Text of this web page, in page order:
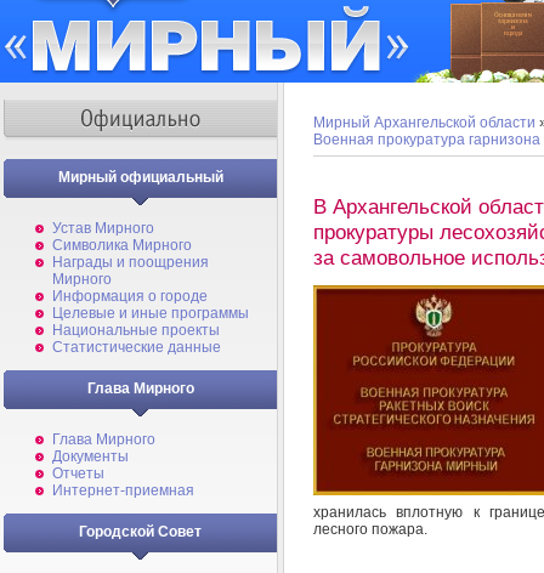
Мирный официальный
Устав Мирного
Символика Мирного
Награды и поощрения
Мирного
Информация о городе
Целевые и иные программы
Национальные проекты
Статистические данные
Глава Мирного
Глава Мирного
Документы
Отчеты
Интернет-приемная
Городской Совет
Мирный Архангельской области
Военная прокуратура
В Архангельской
прокуратуры
за самовольное
хранилась вплотную к
лесного пожара.